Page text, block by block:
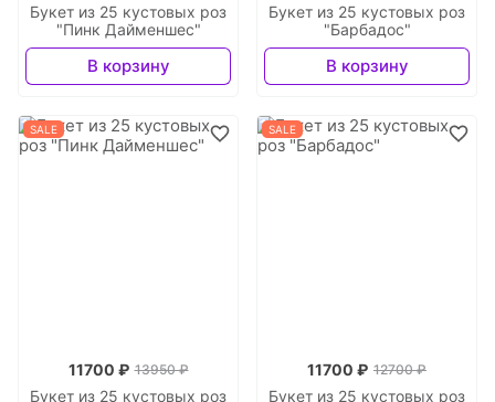
Букет из 25 кустовых роз
"Пинк Дайменшес"
В корзину
Букет из 25 кустовых роз
"Барбадос"
В корзину
SALE
Букет из 25 кустовых роз
11700 ₽ 13950 ₽
SALE
Букет из 25 кустовых роз
11700 ₽ 12700 ₽